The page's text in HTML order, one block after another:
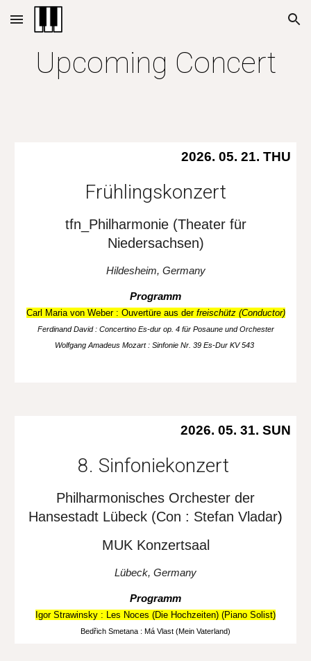
Skip to main content Skip to navigation
Upcoming Concert
2026. 05. 21. THU
Frühlingskonzert
tfn_Philharmonie(Theater für
Niedersachsen)
Hildesheim, Germany
Programm
Carl Maria von Weber : Ouvertüre aus der freischütz (Conductor)
Ferdinand David : Concertino Es-dur op. 4 für Posaune und Orchester
Wolfgang Amadeus Mozart : Sinfonie Nr. 39 Es-Dur KV 543
2026. 05. 31. SUN
8. Sinfoniekonzert
Philharmonisches Orchester der
Hansestadt Lübeck (Con : Stefan Vladar)
MUK Konzertsaal
Lübeck, Germany
Programm
Igor Strawinsky : Les Noces (Die Hochzeiten) (Piano Sol ist)
Bedřich Smetana : Má Vlast (Mein Vaterland)